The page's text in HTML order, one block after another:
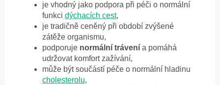
je vhodný jako podpora při péči o normální
funkci dýchacích cest,
je tradičně ceněný při období zvýšené
zátěže organismu,
podporuje normální trávení a pomáhá
udržovat komfort zažívání,
může být součástí péče o normální hladinu
cholesterolu,